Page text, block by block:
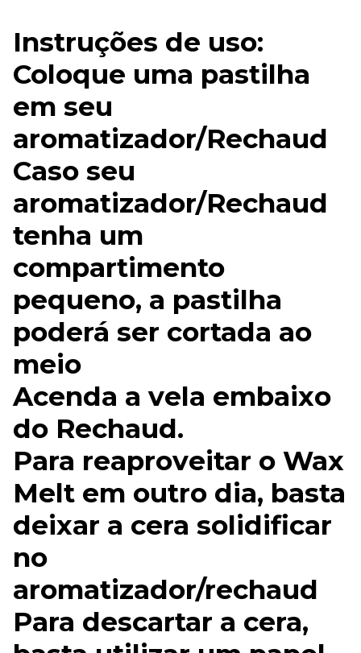
Instruções de uso:
Coloque uma pastilha
em seu
aromatizador/Rechaud
Caso seu
aromatizador/Rechaud
tenha um
compartimento
pequeno, a pastilha
poderá ser cortada ao
meio
Acenda a vela embaixo
do Rechaud.
Para reaproveitar o Wax
Melt em outro dia, basta
deixar a cera solidificar
no
aromatizador/rechaud
Para descartar a cera,